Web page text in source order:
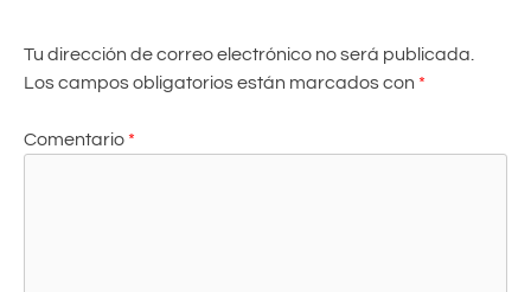
Tu dirección de correo electrónico no será publicada.
Los campos obligatorios están marcados con *
Comentario *